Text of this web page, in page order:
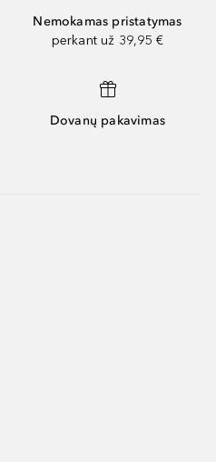
Nemokamas pristatymas
perkant už 39,95 €
Dovanų pakavimas